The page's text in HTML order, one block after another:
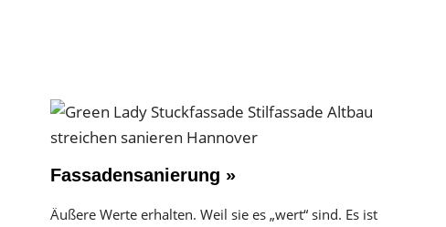
Fassadensanierung »
Äußere Werte erhalten. Weil sie es „wert“ sind. Es ist